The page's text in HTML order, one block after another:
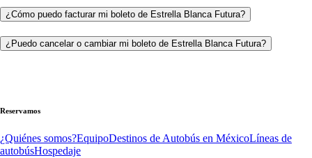
¿Cómo puedo facturar mi boleto de Estrella Blanca Futura?
¿Puedo cancelar o cambiar mi boleto de Estrella Blanca Futura?
Reservamos
¿Quiénes somos?EquipoDestinos de Autobús en MéxicoLíneas de
autobúsHospedaje